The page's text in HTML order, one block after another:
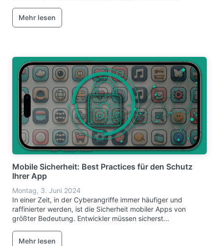
Mehr lesen
Mobile Sicherheit: Best Practices für den Schutz
Ihrer App
Montag, 3. Juni 2024
In einer Zeit, in der Cyberangriffe immer häufiger und
raffinierter werden, ist die Sicherheit mobiler Apps von
größter Bedeutung. Entwickler müssen sicherst...
Mehr lesen